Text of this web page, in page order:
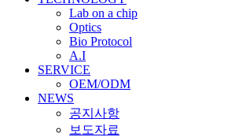
Lab on a chip
Optics
Bio Protocol
A.I
SERVICE
OEM/ODM
NEWS
공지사항
보도자료